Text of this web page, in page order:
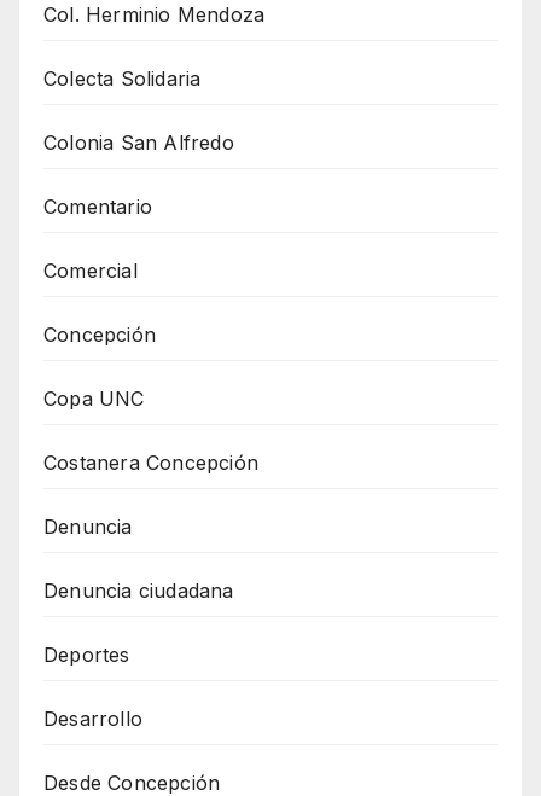
Col. Herminio Mendoza
Colecta Solidaria
Colonia San Alfredo
Comentario
Comercial
Concepción
Copa UNC
Costanera Concepción
Denuncia
Denuncia ciudadana
Deportes
Desarrollo
Desde Concepción